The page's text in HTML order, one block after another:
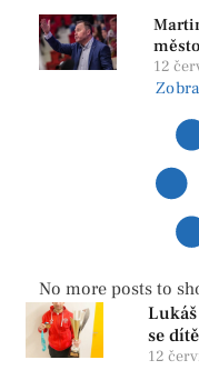
12
No more posts to
se
12